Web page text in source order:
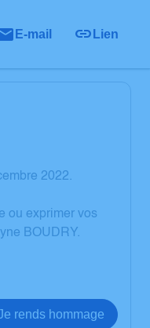
E-mail Lien
2022.
ou exprimer vos
BOUDRY.
rends hommage